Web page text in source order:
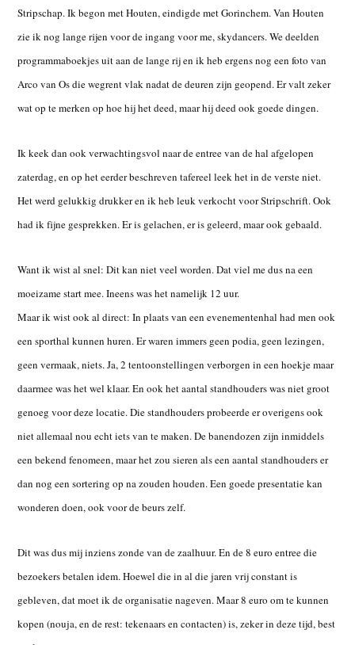
Stripschap. Ik begon met Houten, eindigde met Gorinchem. Van Houten
zie ik nog lange rijen voor de ingang voor me, skydancers. We deelden
programmaboekjes uit aan de lange rij en ik heb ergens nog een foto van
Arco van Os die wegrent vlak nadat de deuren zijn geopend. Er valt zeker
wat op te merken op hoe hij het deed, maar hij deed ook goede dingen.
Ik keek dan ook verwachtingsvol naar de entree van de hal afgelopen
zaterdag, en op het eerder beschreven tafereel leek het in de verste niet.
Het werd gelukkig drukker en ik heb leuk verkocht voor Stripschrift. Ook
had ik fijne gesprekken. Er is gelachen, er is geleerd, maar ook gebaald.
Want ik wist al snel: Dit kan niet veel worden. Dat viel me dus na een
moeizame start mee. Ineens was het namelijk 12 uur.
Maar ik wist ook al direct: In plaats van een evenementenhal had men ook
een sporthal kunnen huren. Er waren immers geen podia, geen lezingen,
geen vermaak, niets. Ja, 2 tentoonstellingen verborgen in een hoekje maar
daarmee was het wel klaar. En ook het aantal standhouders was niet groot
genoeg voor deze locatie. Die standhouders probeerde er overigens ook
niet allemaal nou echt iets van te maken. De banendozen zijn inmiddels
een bekend fenomeen, maar het zou sieren als een aantal standhouders er
dan nog een sortering op na zouden houden. Een goede presentatie kan
wonderen doen, ook voor de beurs zelf.
Dit was dus mij inziens zonde van de zaalhuur. En de 8 euro entree die
bezoekers betalen idem. Hoewel die in al die jaren vrij constant is
gebleven, dat moet ik de organisatie nageven. Maar 8 euro om te kunnen
kopen (nouja, en de rest: tekenaars en contacten) is, zeker in deze tijd, best